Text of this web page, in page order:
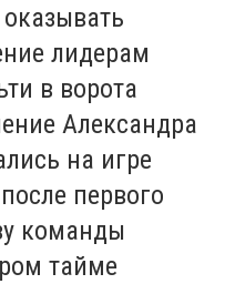
лидерам
в ворота
Александра
на игре
первого
команды
тайме